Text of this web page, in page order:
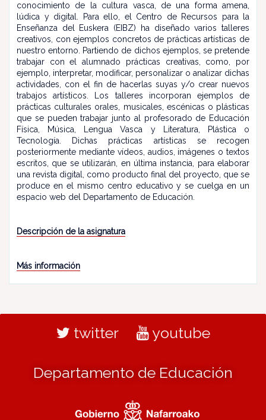
conocimiento de la cultura vasca, de una forma amena,
lúdica y digital. Para ello, el Centro de Recursos para la
Enseñanza del Euskera (EIBZ) ha diseñado varios talleres
creativos, con ejemplos concretos de prácticas artísticas de
nuestro entorno. Partiendo de dichos ejemplos, se pretende
trabajar con el alumnado prácticas creativas, como, por
ejemplo, interpretar, modificar, personalizar o analizar dichas
actividades, con el fin de hacerlas suyas y/o crear nuevos
trabajos artísticos. Los talleres incorporan ejemplos de
prácticas culturales orales, musicales, escénicas o plásticas
que se pueden trabajar junto al profesorado de Educación
Física, Música, Lengua Vasca y Literatura, Plástica o
Tecnología. Dichas prácticas artísticas se recogen
posteriormente mediante vídeos, audios, imágenes o textos
escritos, que se utilizarán, en última instancia, para elaborar
una revista digital, como producto final del proyecto, que se
produce en el mismo centro educativo y se cuelga en un
espacio web del Departamento de Educación.
Descripción de la asignatura
Más información
twitter youtube
Departamento de Educación